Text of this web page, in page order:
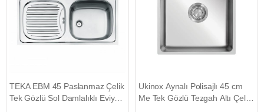
TEKA EBM 45 Paslanmaz Çelik
Tek Gözlü Sol Damlalıklı Eviye
Ukinox Aynalı Polisajlı 45 cm
Me Tek Gözlü Tezgah Altı Çelik